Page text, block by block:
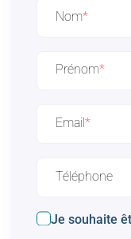
Nom
Prénom
Email
Téléphone
Je souhaite